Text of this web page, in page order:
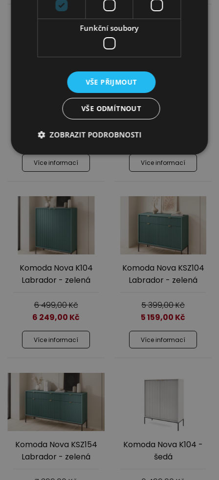
Komoda Nova KSZ104
- černá
5 399,00
5 159,00Kč
Více informací
Komoda Nova KSZ154
- černá
7 129,00
Více informací
Komoda Nova K104
Labrador - zelená
6 499,00Kč
6 249,00 Kč
Více informací
Komoda Nova KSZ104
Labrador - zelená
5 399,00Kč
5 159,00 Kč
Více informací
Komoda Nova KSZ154
Labrador - zelená
Komoda Nova K104 -
šedá
Funkční soubory
VŠE PŘIJMOUT
VŠE ODMÍTNOUT
ZOBRAZIT PODROBNOSTI